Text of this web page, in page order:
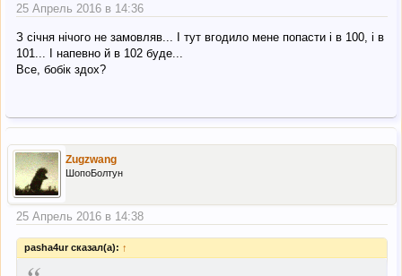
25 Апрель 2016 в 14:36
З січня нічого не замовляв... І тут вгодило мене попасти і в 100, і в
101... І напевно й в 102 буде...
Все, бобік здох?
Zugzwang
ШопоБолтун
25 Апрель 2016 в 14:38
pasha4ur сказал(а): ↑